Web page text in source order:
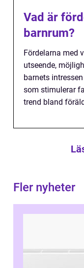
Vad är
barnrum?
Fördelarna med
utseende,
barnets
som stimulerar
trend bland
Fler nyheter